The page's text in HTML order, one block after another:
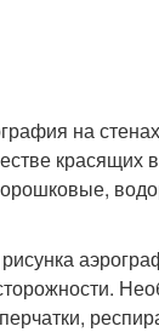
на
красящих